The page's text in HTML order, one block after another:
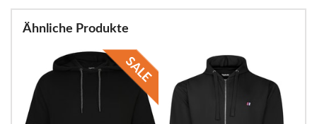
Ähnliche Produkte